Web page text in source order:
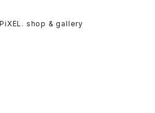
shop & gallery